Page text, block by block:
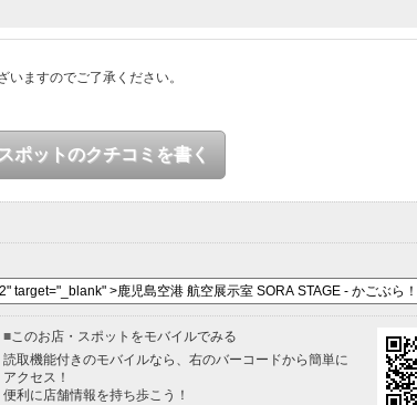
ますのでご了承ください。
ポットのクチコミを書く
■このお店・スポットをモバイルでみる
読取機能付きのモバイルなら、右のバーコードから簡単に
アクセス！
便利に店舗情報を持ち歩こう！